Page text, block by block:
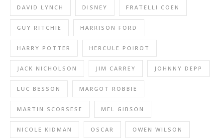
DAVID LYNCH DISNEY FRATELLI COEN
GUY RITCHIE HARRISON FORD
HARRY POTTER HERCULE POIROT
JACK NICHOLSON JIM CARREY JOHNNY DEPP
LUC BESSON MARGOT ROBBIE
MARTIN SCORSESE MEL GIBSON
NICOLE KIDMAN OSCAR OWEN WILSON